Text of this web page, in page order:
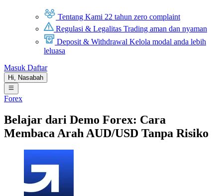
Tentang Kami 22 tahun zero complaint
Regulasi & Legalitas Trading aman dan nyaman
Deposit & Withdrawal Kelola modal anda lebih
leluasa
Masuk Daftar
Hi, Nasabah
Forex
Belajar dari Demo Forex: Cara
Membaca Arah AUD/USD Tanpa Risiko